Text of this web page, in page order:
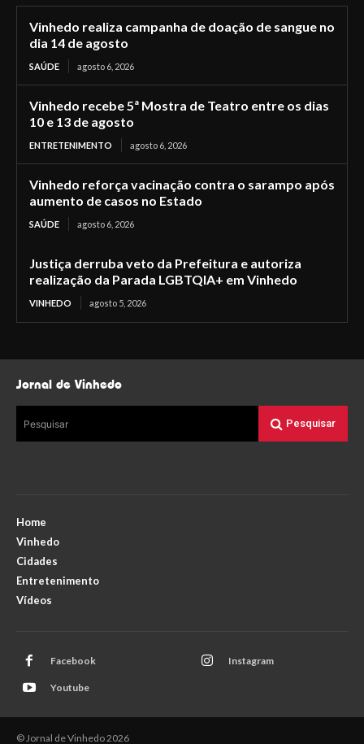
Vinhedo realiza campanha de doação de sangue no
dia 14 de agosto
SAÚDE agosto 6, 2026
Vinhedo recebe 5ª Mostra de Teatro entre os dias
10 e 13 de agosto
ENTRETENIMENTO agosto 6, 2026
Vinhedo reforça vacinação contra o sarampo após
aumento de casos no Estado
SAÚDE agosto 6, 2026
Justiça derruba veto da Prefeitura e autoriza
realização da Parada LGBTQIA+ em Vinhedo
VINHEDO agosto 5, 2026
Jornal de Vinhedo
Pesquisar Pesquisar
Home
Vinhedo
Cidades
Entretenimento
Vídeos
Facebook Instagram
Youtube
© Jornal de Vinhedo 2026